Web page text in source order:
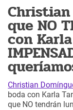
que NO
con
Christian
boda con Karla
que NO tendrán